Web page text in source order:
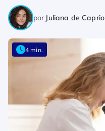
por Juliana de Caprio
4 min.